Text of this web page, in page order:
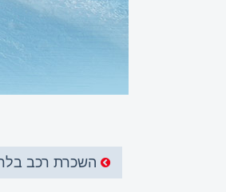
השכרת רכב